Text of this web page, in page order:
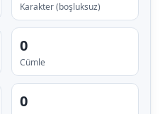
Karakter (boşluksuz)
0
Cümle
0